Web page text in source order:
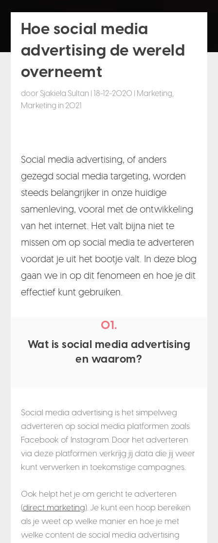
Hoe social media
advertising de wereld
overneemt
door Sjakiela Sultan | 18-12-2020 | Marketing,
Marketing in 2021
Social media advertising, of anders
gezegd social media targeting, worden
steeds belangrijker in onze huidige
samenleving, vooral met de ontwikkeling
van het internet. Het valt bijna niet te
missen om op social media te adverteren
voordat je uit het bootje valt. In deze blog
gaan we in op dit fenomeen en hoe je dit
effectief kunt gebruiken.
01.
Wat is social media advertising
en waarom?
Social media advertising is het simpelweg
adverteren op social media platformen zoals
Facebook of Instagram. Door het adverteren
via deze platformen verkrijg jij data die jij weer
kunt verwerken in toekomstige campagnes.
Ook helpt het je om gericht te adverteren
(direct marketing). Je kunt een hoop bereiken
als je weet op welke manier en hoe je met
welke content de social media advertising